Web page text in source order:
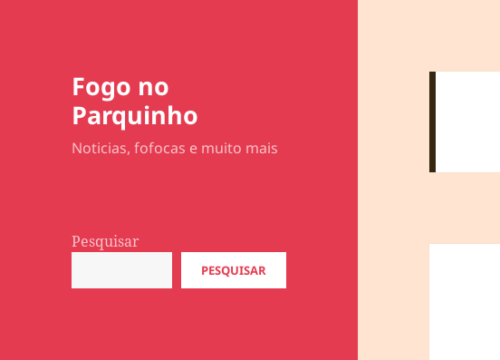
Fogo no
Parquinho
Noticias, fofocas e muito mais
Pesquisar
PESQUISAR